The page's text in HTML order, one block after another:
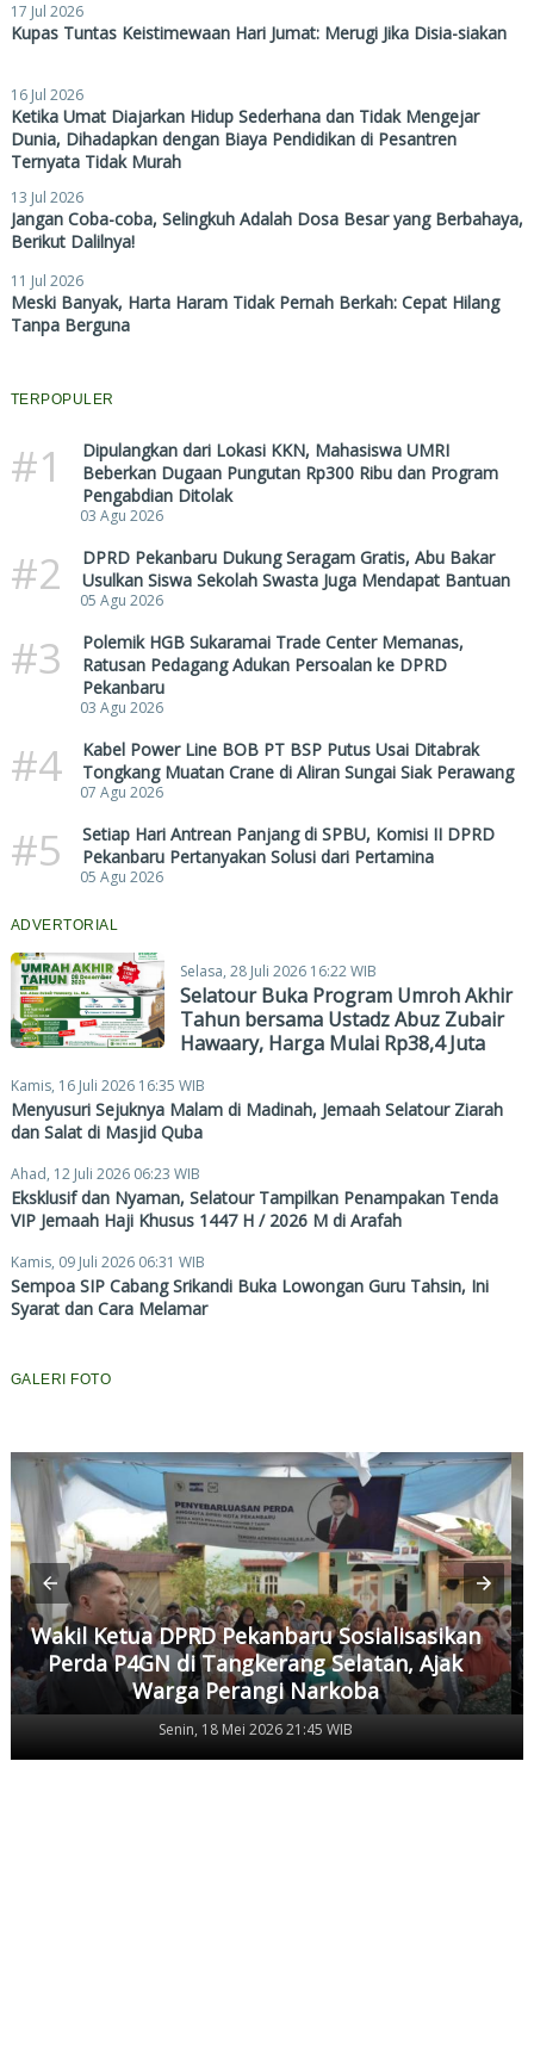
17 Jul 2026
Kupas Tuntas Keistimewaan Hari Jumat: Merugi Jika Disia-siakan
16 Jul 2026
Ketika Umat Diajarkan Hidup Sederhana dan Tidak Mengejar
Dunia, Dihadapkan dengan Biaya Pendidikan di Pesantren
Ternyata Tidak Murah
13 Jul 2026
Jangan Coba-coba, Selingkuh Adalah Dosa Besar yang Berbahaya,
Berikut Dalilnya!
11 Jul 2026
Meski Banyak, Harta Haram Tidak Pernah Berkah: Cepat Hilang
Tanpa Berguna
TERPOPULER
#1
Dipulangkan dari Lokasi KKN, Mahasiswa UMRI
Beberkan Dugaan Pungutan Rp300 Ribu dan Program
Pengabdian Ditolak
03 Agu 2026
#2
DPRD Pekanbaru Dukung Seragam Gratis, Abu Bakar
Usulkan Siswa Sekolah Swasta Juga Mendapat Bantuan
05 Agu 2026
#3
Polemik HGB Sukaramai Trade Center Memanas,
Ratusan Pedagang Adukan Persoalan ke DPRD
Pekanbaru
03 Agu 2026
#4
Kabel Power Line BOB PT BSP Putus Usai Ditabrak
Tongkang Muatan Crane di Aliran Sungai Siak Perawang
07 Agu 2026
#5
Setiap Hari Antrean Panjang di SPBU, Komisi II DPRD
Pekanbaru Pertanyakan Solusi dari Pertamina
05 Agu 2026
ADVERTORIAL
Selasa, 28 Juli 2026 16:22 WIB
Selatour Buka Program Umroh Akhir
Tahun bersama Ustadz Abuz Zubair
Hawaary, Harga Mulai Rp38,4 Juta
Kamis, 16 Juli 2026 16:35 WIB
Menyusuri Sejuknya Malam di Madinah, Jemaah Selatour Ziarah
dan Salat di Masjid Quba
Ahad, 12 Juli 2026 06:23 WIB
Eksklusif dan Nyaman, Selatour Tampilkan Penampakan Tenda
VIP Jemaah Haji Khusus 1447 H / 2026 M di Arafah
Kamis, 09 Juli 2026 06:31 WIB
Sempoa SIP Cabang Srikandi Buka Lowongan Guru Tahsin, Ini
Syarat dan Cara Melamar
GALERI FOTO
Wakil Ketua DPRD Pekanbaru Sosialisasikan
Perda P4GN di Tangkerang Selatan, Ajak
Warga Perangi Narkoba
Senin, 18 Mei 2026 21:45 WIB